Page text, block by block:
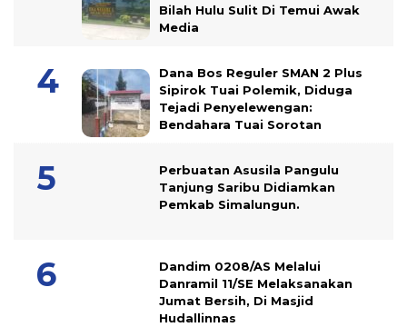
Bilah Hulu Sulit Di Temui Awak
Media
Dana Bos Reguler SMAN 2 Plus
Sipirok Tuai Polemik, Diduga
Tejadi Penyelewengan:
Bendahara Tuai Sorotan
Perbuatan Asusila Pangulu
Tanjung Saribu Didiamkan
Pemkab Simalungun.
Dandim 0208/AS Melalui
Danramil 11/SE Melaksanakan
Jumat Bersih, Di Masjid
Hudallinnas